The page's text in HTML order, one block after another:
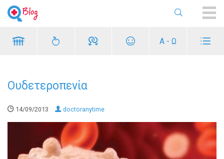
Α - Ω
Ουδετεροπενία
14/09/2013 doctoranytime